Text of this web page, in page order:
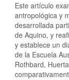
Este artículo
antropológica y
desarrollada
de Aquino, y
y establece un
de la Escuela
Rothbard,